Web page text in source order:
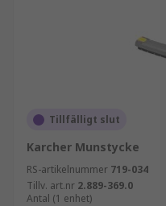
Tillfälligt slut
Karcher Munstycke
RS-artikelnummer 719-034
Tillv. art.nr 2.889-369.0
Antal (1 enhet)